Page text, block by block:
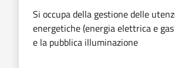
Si occupa della gestione delle
energetiche (energia elettrica e
e la pubblica illuminazione